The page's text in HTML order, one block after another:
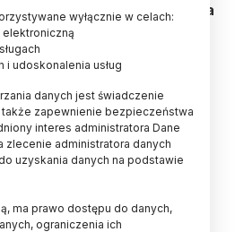
produkcji biopaliwa
indywidualnego
pracuje Krzysztof Ciunel z
Politechniki Gdańskiej.
w IV edycji
"InnoDoktorant –
Zamierza produkować
słonecznych oraz
wyłącznie w celach:
elektroniczną
udoskonalenia usług
danych jest świadczenie
także zapewnienie bezpieczeństwa
interes administratora Dane
zlecenie administratora danych
uzyskania danych na podstawie
ma prawo dostępu do danych,
ograniczenia ich